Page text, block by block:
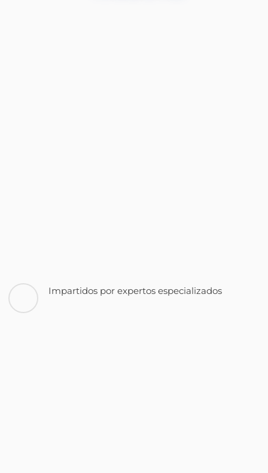
Impartidos por expertos especializados